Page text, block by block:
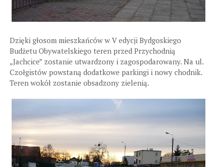
Dzięki głosom mieszkańców w V edycji Bydgoskiego
Budżetu Obywatelskiego teren przed Przychodnią
„Jachcice” zostanie utwardzony i zagospodarowany. Na ul.
Czołgistów powstaną dodatkowe parkingi i nowy chodnik.
Teren wokół zostanie obsadzony zielenią.